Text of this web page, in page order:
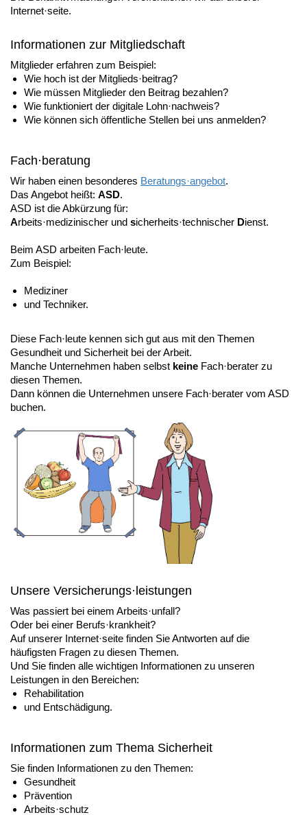
Internet·seite.
Informationen zur Mitgliedschaft
Mitglieder erfahren zum Beispiel:
Wie hoch ist der Mitglieds·beitrag?
Wie müssen Mitglieder den Beitrag bezahlen?
Wie funktioniert der digitale Lohn·nachweis?
Wie können sich öffentliche Stellen bei uns anmelden?
Fach·beratung
Wir haben einen besonderes Beratungs·angebot.
Das Angebot heißt: ASD.
ASD ist die Abkürzung für:
Arbeits·medizinischer und sicherheits·technischer Dienst.
Beim ASD arbeiten Fach·leute.
Zum Beispiel:
Mediziner
und Techniker.
Diese Fach·leute kennen sich gut aus mit den Themen
Gesundheit und Sicherheit bei der Arbeit.
Manche Unternehmen haben selbst keine Fach·berater zu
diesen Themen.
Dann können die Unternehmen unsere Fach·berater vom ASD
buchen.
Unsere Versicherungs·leistungen
Was passiert bei einem Arbeits·unfall?
Oder bei einer Berufs·krankheit?
Auf unserer Internet·seite finden Sie Antworten auf die
häufigsten Fragen zu diesen Themen.
Und Sie finden alle wichtigen Informationen zu unseren
Leistungen in den Bereichen:
Rehabilitation
und Entschädigung.
Informationen zum Thema Sicherheit
Sie finden Informationen zu den Themen:
Gesundheit
Prävention
Arbeits·schutz